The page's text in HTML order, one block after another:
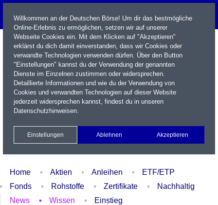
Name / WKN / ISIN / Kürzel
Xetra Realtime
Watchlist Portfolio Login
Home Aktien Anleihen
ETF/ETP
Fonds
Rohstoffe Zertifikate
Nachhaltig
News
Wissen Einstieg
Willkommen an der Deutschen Börse! Um dir das bestmögliche
Online-Erlebnis zu ermöglichen, setzen wir auf unserer
Webseite Cookies ein. Mit dem Klicken auf "Akzeptieren"
erklärst du dich damit einverstanden, dass wir Cookies oder
verwandte Technologien verwenden dürfen. Über den Button
"Einstellungen" kannst du der Verwendung der genannten
Dienste im Einzelnen zustimmen oder widersprechen.
Detaillierte Informationen und wie du der Verwendung von
Cookies und verwandten Technologien auf dieser Website
jederzeit widersprechen kannst, findest du in unseren
Datenschutzhinweisen.
Einstellungen Ablehnen Akzeptieren